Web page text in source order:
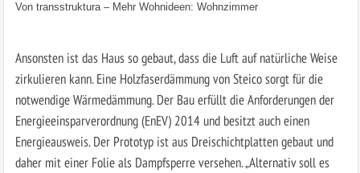
Von transstruktura– Mehr Wohnideen: Wohnzimmer
Ansonsten ist das Haus so gebaut, dass die Luft auf natürliche Weise
zirkulieren kann. Eine Holzfaserdämmung von Steico sorgt für die
notwendige Wärmedämmung. Der Bau erfüllt die Anforderungen der
Energieeinsparverordnung (EnEV) 2014 und besitzt auch einen
Energieausweis. Der Prototyp ist aus Dreischichtplatten gebaut und
daher mit einer Folie als Dampfsperre versehen. „Alternativ soll es